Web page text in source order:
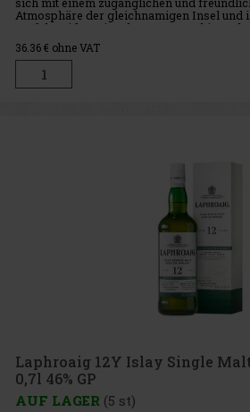
Atmosphäre der gleichnamigen Insel und
perfekt widerspiegelt. Der Jura White Oak
36.36€ ohne VAT
Laphroaig 12Y Islay Single
0,7l 46% GP
AUF LAGER (5 st)